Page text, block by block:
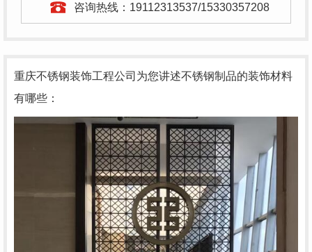
咨询热线： 19112313537/15330357208
重庆不锈钢装饰工程公司为您讲述不锈钢制品的装饰材料
有哪些：